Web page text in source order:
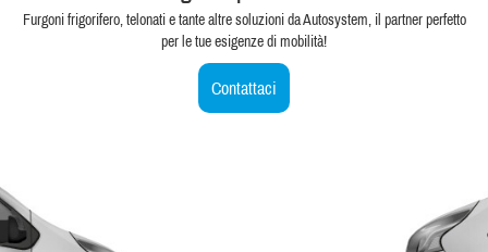
Furgoni frigorifero, telonati e tante altre soluzioni da Autosystem, il partner perfetto
per le tue esigenze di mobilità!
Contattaci